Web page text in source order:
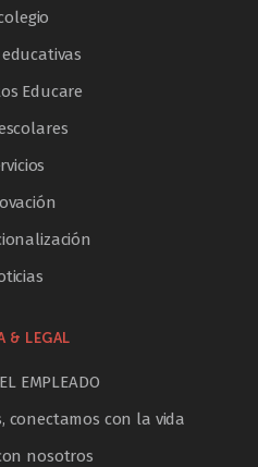
Educare
& LEGAL
EMPLEADO
conectamos con la vida
nosotros